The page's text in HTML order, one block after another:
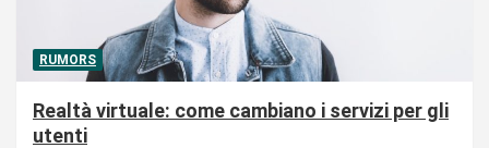
RUMORS
Realtà virtuale: come cambiano i servizi per gli
utenti